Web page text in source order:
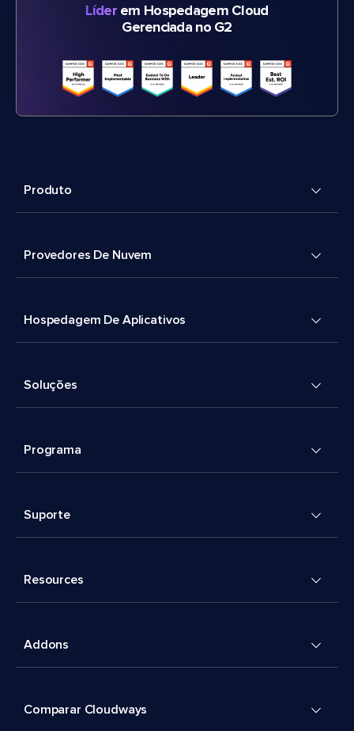
Líderem Hospedagem Cloud
Gerenciada no G2
Produto
Provedores De Nuvem
Hospedagem De Aplicativos
Soluções
Programa
Suporte
Resources
Addons
Comparar Cloudways